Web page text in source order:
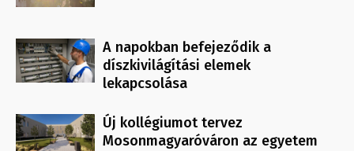
A napokban befejeződik a
díszkivilágítási elemek
lekapcsolása
Új kollégiumot tervez
Mosonmagyaróváron az egyetem